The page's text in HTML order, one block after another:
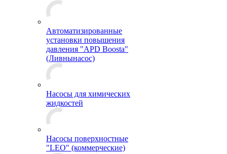
Автоматизированные
установки повышения
давления "APD Boosta"
(Ливнынасос)
Насосы для химических
жидкостей
Насосы поверхностные
"LEO" (коммерческие)